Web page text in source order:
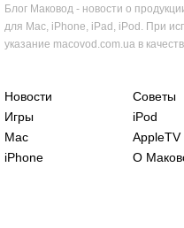
Блог Маковод - новости о
для Mac, iPhone, iPad, iPod. При
указание macovod.com.ua в
Новости Советы
Игры
iPod
Mac
AppleTV
iPhone
О